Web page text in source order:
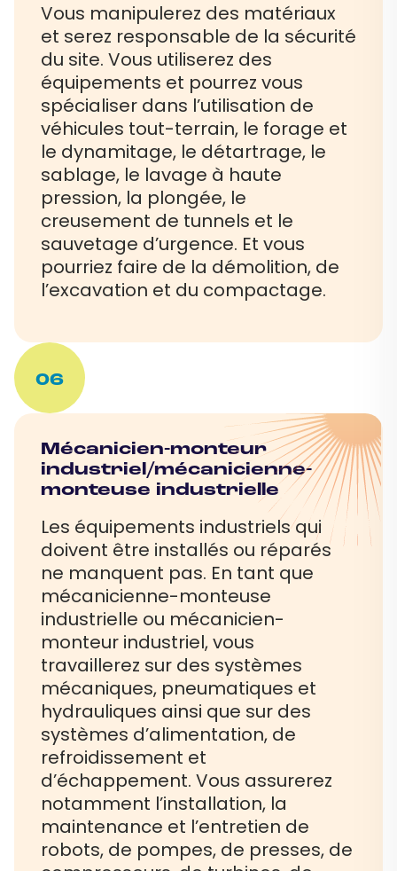
Vous manipulerez des matériaux
et serez responsable de la sécurité
du site. Vous utiliserez des
équipements et pourrez vous
spécialiser dans l’utilisation de
véhicules tout-terrain, le forage et
le dynamitage, le détartrage, le
sablage, le lavage à haute
pression, la plongée, le
creusement de tunnels et le
sauvetage d’urgence. Et vous
pourriez faire de la démolition, de
l’excavation et du compactage.
06
Mécanicien-monteur
industriel/mécanicienne-
monteuse industrielle
Les équipements industriels qui
doivent être installés ou réparés
ne manquent pas. En tant que
mécanicienne-monteuse
industrielle ou mécanicien-
monteur industriel, vous
travaillerez sur des systèmes
mécaniques, pneumatiques et
hydrauliques ainsi que sur des
systèmes d’alimentation, de
refroidissement et
d’échappement. Vous assurerez
notamment l’installation, la
maintenance et l’entretien de
robots, de pompes, de presses, de